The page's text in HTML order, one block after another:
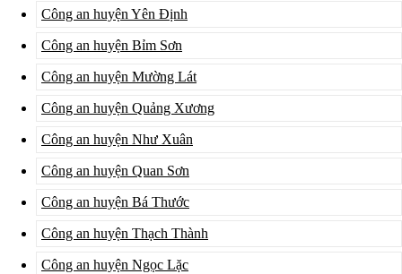
Công an huyện Yên Định
Công an huyện Bỉm Sơn
Công an huyện Mường Lát
Công an huyện Quảng Xương
Công an huyện Như Xuân
Công an huyện Quan Sơn
Công an huyện Bá Thước
Công an huyện Thạch Thành
Công an huyện Ngọc Lặc